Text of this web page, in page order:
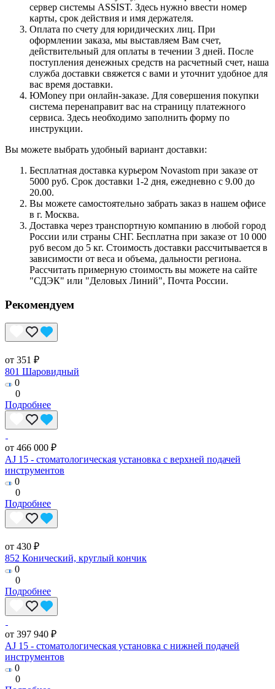
сервер системы ASSIST. Здесь нужно ввести номер
карты, срок действия и имя держателя.
Оплата по счету для юридических лиц. При
оформлении заказа, мы выставляем Вам счет,
действительный для оплаты в течении 3 дней. После
поступления денежных средств на расчетный счет, наша
служба доставки свяжется с вами и уточнит удобное для
вас время доставки.
ЮMoney при онлайн-заказе. Для совершения покупки
система перенаправит вас на страницу платежного
сервиса. Здесь необходимо заполнить форму по
инструкции.
Вы можете выбрать удобный вариант доставки:
Бесплатная доставка курьером Novastom при заказе от
5000 руб. Срок доставки 1-2 дня, ежедневно с 9.00 до
20.00.
Вы можете самостоятельно забрать заказ в нашем офисе
в г. Москва.
Доставка через транспортную компанию в любой город
России или страны СНГ. Бесплатна при заказе от 10 000
руб весом до 5 кг. Стоимость доставки рассчитывается в
зависимости от веса и объема, дальности региона.
Рассчитать примерную стоимость вы можете на сайте
"СДЭК" или "Деловых Линий", Почта России.
Рекомендуем
от 351 ₽
801 Шаровидный
0
0
Подробнее
от 466 000 ₽
AJ 15 - стоматологическая установка с верхней подачей
инструментов
0
0
Подробнее
от 430 ₽
852 Конический, круглый кончик
0
0
Подробнее
от 397 940 ₽
AJ 15 - стоматологическая установка с нижней подачей
инструментов
0
0